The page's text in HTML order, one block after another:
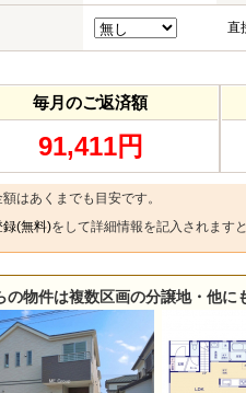
直
毎月のご返済額
91,411円
はあくまでも目安です。
録(無料)をして詳細情報を記入されます
の物件は複数区画の分譲地・他に